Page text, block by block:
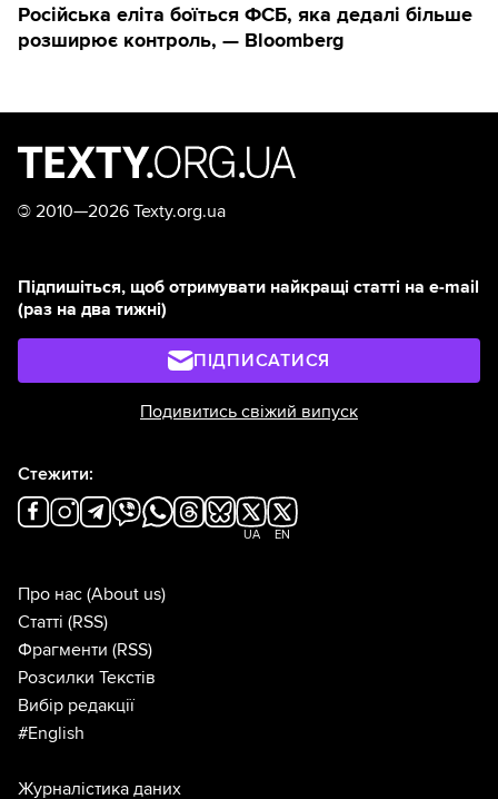
Російська еліта боїться ФСБ, яка дедалі більше
розширює контроль, — Bloomberg
© 2010—2026 Texty.org.ua
Підпишіться, щоб отримувати найкращі статті на e-mail
(раз на два тижні)
ПІДПИСАТИСЯ
Подивитись свіжий випуск
Стежити:
UA EN
Про нас (About us)
Статті (RSS)
Фрагменти (RSS)
Розсилки Текстів
Вибір редакції
#English
Журналістика даних